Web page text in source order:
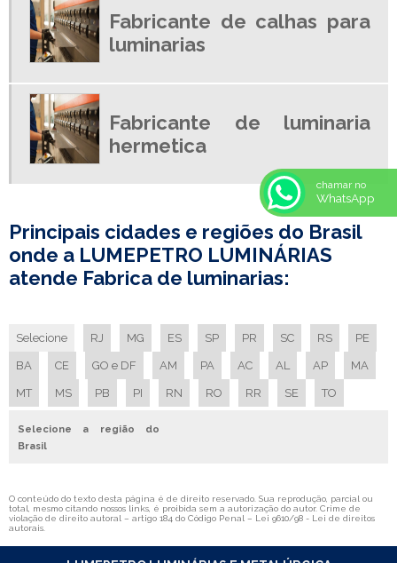
LUMINARIA DE EMBUTIR PREÇO
LUMINARIA DE LED EMPRESA
LUMINARIA EMBUTIR COM ALETAS
LUMINARIA HERMETICA
LUMINARIA HERMETICA 2X18
LUMINARIA HERMETICA PRECO
LUMINARIA IP65
LUMINARIA LED FABRICA
LUMINARIA SIMPLES PREÇO
LUMINARIA SOBREPOR COM ALETAS
LUMINARIA TUBULAR ALETADA
LUMINÁRIAS COM ALETAS DE ALUMÍNIO
CAIXA DE COMANDO ELÉTRICO
Fabricante de calhas para
luminarias
Fabricante de luminaria
hermetica
Principais cidades e regiões do Brasil
onde a LUMEPETRO LUMINÁRIAS
atende Fabrica de luminarias:
Selecione RJ MG ES SP PR SC RS PE
BA CE GO e DF AM PA AC AL AP MA
MT MS PB PI RN RO RR SE TO
Selecione a região do
Brasil
O conteúdo do texto desta página é de direito reservado. Sua reprodução, parcial ou
total, mesmo citando nossos links, é proibida sem a autorização do autor. Crime de
violação de direito autoral – artigo 184 do Código Penal – Lei 9610/98 - Lei de direitos
autorais
chamar no
WhatsApp